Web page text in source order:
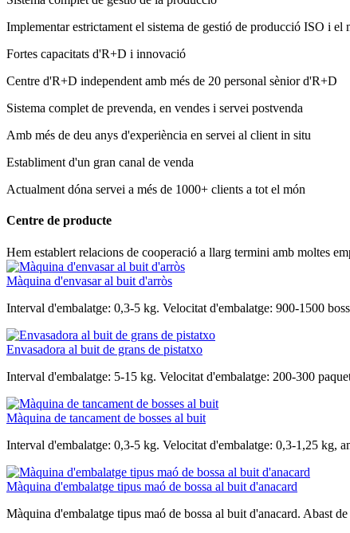
Implementar estrictament el sistema de gestió de producció ISO i el
Fortes capacitats d'R+D i innovació
Centre d'R+D independent amb més de 20 personal sènior d'R+D
Sistema complet de prevenda, en vendes i servei postvenda
Amb més de deu anys d'experiència en servei al client in situ
Establiment d'un gran canal de venda
Actualment dóna servei a més de 1000+ clients a tot el món
Centre de producte
Hem establert relacions de cooperació a llarg termini amb moltes
Màquina d'envasar al buit d'arròs
Interval d'embalatge: 0,3-5 kg. Velocitat d'embalatge: 900-1500
Envasadora al buit de grans de pistatxo
Interval d'embalatge: 5-15 kg. Velocitat d'embalatge: 200-300
Màquina de tancament de bosses al buit
Interval d'embalatge: 0,3-5 kg. Velocitat d'embalatge: 0,3-1,25 kg,
Màquina d'embalatge tipus maó de bossa al buit d'anacard
Màquina d'embalatge tipus maó de bossa al buit d'anacard. Abast